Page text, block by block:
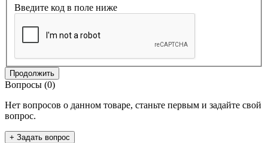
Введите код в поле ниже
Продолжить
Вопросы (0)
Нет вопросов о данном товаре, станьте первым и задайте свой
вопрос.
+ Задать вопрос